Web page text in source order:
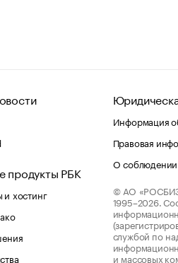
продукты РБК
хостинг
Информация
Правовая
О соблюдении
© АО
1995–2026.
службой по
и массовых